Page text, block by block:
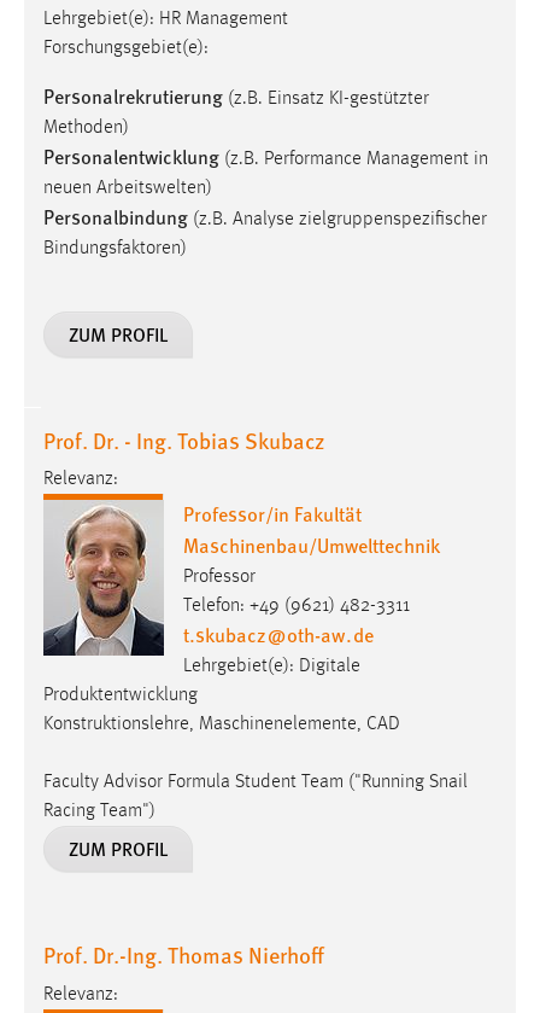
Lehrgebiet(e): HR Management
Forschungsgebiet(e):
Personalrekrutierung (z.B. Einsatz KI-gestützter
Methoden)
Personalentwicklung (z.B. Performance Management in
neuen Arbeitswelten)
Personalbindung (z.B. Analyse zielgruppenspezifischer
Bindungsfaktoren)
ZUM PROFIL
Prof. Dr. - Ing. Tobias Skubacz
Relevanz:
Professor/in Fakultät
Maschinenbau/Umwelttechnik
Professor
Telefon: +49 (9621) 482-3311
t.skubacz@oth-aw.de
Lehrgebiet(e): Digitale
Produktentwicklung
Konstruktionslehre, Maschinenelemente, CAD
Faculty Advisor Formula Student Team ("Running Snail
Racing Team")
ZUM PROFIL
Prof. Dr.-Ing. Thomas Nierhoff
Relevanz: